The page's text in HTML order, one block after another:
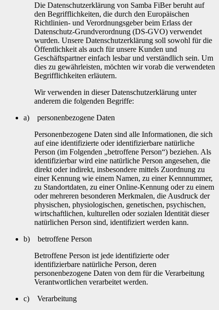
Die Datenschutzerklärung von Samba FiBer beruht auf
den Begrifflichkeiten, die durch den Europäischen
Richtlinien- und Verordnungsgeber beim Erlass der
Datenschutz-Grundverordnung (DS-GVO) verwendet
wurden. Unsere Datenschutzerklärung soll sowohl für die
Öffentlichkeit als auch für unsere Kunden und
Geschäftspartner einfach lesbar und verständlich sein. Um
dies zu gewährleisten, möchten wir vorab die verwendeten
Begrifflichkeiten erläutern.
Wir verwenden in dieser Datenschutzerklärung unter
anderem die folgenden Begriffe:
a) personenbezogene Daten
Personenbezogene Daten sind alle Informationen, die sich
auf eine identifizierte oder identifizierbare natürliche
Person (im Folgenden „betroffene Person“) beziehen. Als
identifizierbar wird eine natürliche Person angesehen, die
direkt oder indirekt, insbesondere mittels Zuordnung zu
einer Kennung wie einem Namen, zu einer Kennnummer,
zu Standortdaten, zu einer Online-Kennung oder zu einem
oder mehreren besonderen Merkmalen, die Ausdruck der
physischen, physiologischen, genetischen, psychischen,
wirtschaftlichen, kulturellen oder sozialen Identität dieser
natürlichen Person sind, identifiziert werden kann.
b) betroffene Person
Betroffene Person ist jede identifizierte oder
identifizierbare natürliche Person, deren
personenbezogene Daten von dem für die Verarbeitung
Verantwortlichen verarbeitet werden.
c) Verarbeitung